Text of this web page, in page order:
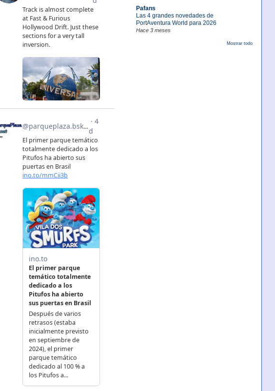
Pafans
Las 4 grandes novedades de
PortAventura World para 2026
Hace 3 meses
Mostrar todo